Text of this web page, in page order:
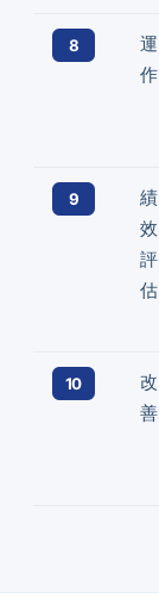
8
運
作
9
績
效
評
估
10
改
善